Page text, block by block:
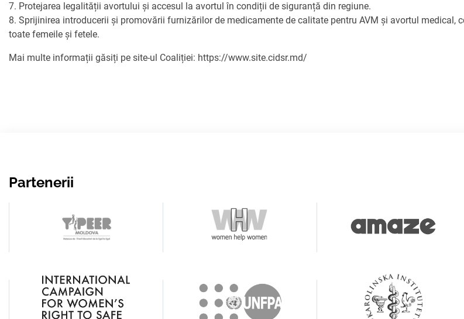
7. Protejarea legalității avortului și accesul la avortul în condiții de siguranță din regiune.
8. Sprijinirea introducerii și promovării furnizărilor de medicamente de calitate pentru AVM și avortul medical,
toate femeile și fetele.
Mai multe informații găsiți pe site-ul Coaliției: https://www.site.cidsr.md/
Partenerii